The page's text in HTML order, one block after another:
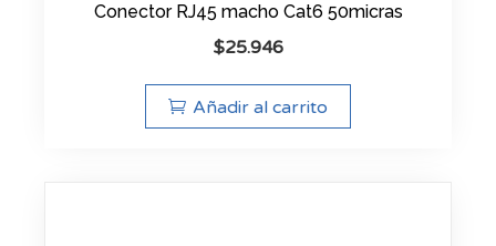
Conector RJ45 macho Cat6 50micras
$25.946
Añadir al carrito